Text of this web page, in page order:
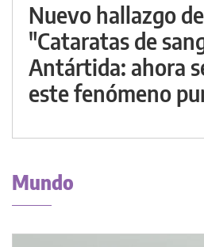
Nuevo hallazgo
"Cataratas de
Antártida: ahora
este fenómeno
Mundo